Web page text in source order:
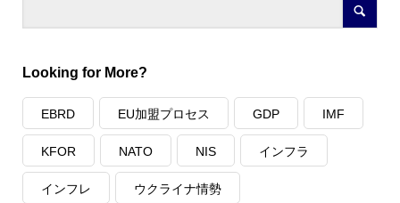
Looking for More?
EBRD EU加盟プロセス GDP IMF
KFOR NATO NIS インフラ
インフレ ウクライナ情勢